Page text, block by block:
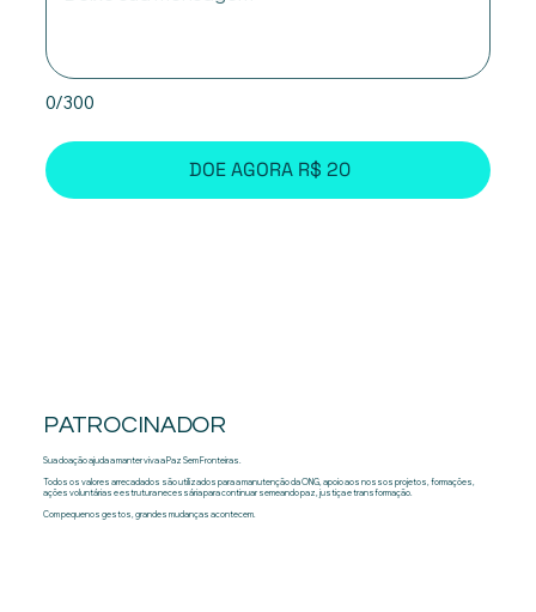
0/300
DOE AGORA R$ 20
PATROCINADOR
Sua doação ajuda a manter viva a Paz Sem Fronteiras.
Todos os valores arrecadados são utilizados para a manutenção da ONG, apoio aos nossos projetos, formações,
ações voluntárias e estrutura necessária para continuar semeando paz, justiça e transformação.
Com pequenos gestos, grandes mudanças acontecem.